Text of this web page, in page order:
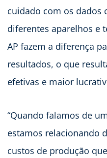
cuidado com os dados
diferentes aparelhos e
AP fazem a diferença
resultados, o que
efetivas e maior
“Quando falamos de
estamos relacionando
custos de produção